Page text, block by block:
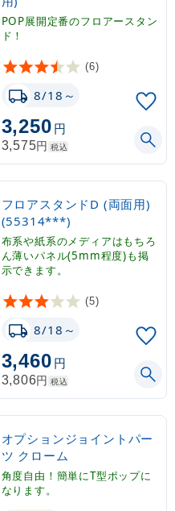
POP展開定番のフロアースタン
ド！
(6)
8/18～
3,250円
3,575円 税込
フロアスタンドD (両面用)
(55314***)
布系や紙系のメディアはもちろ
ん薄いパネル(5mm程度)も掲
示できます。
(5)
8/18～
3,460円
3,806円 税込
オプションジョイントパー
ツ クローム
角度自由！簡単にT型ポップに
なります。